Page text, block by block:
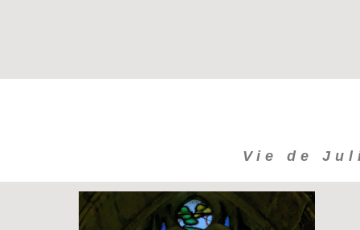
Vie de